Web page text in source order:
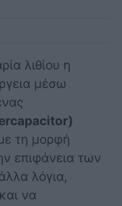
λιθίου η
μέσω
τη μορφή
επιφάνεια των
λόγια,
να